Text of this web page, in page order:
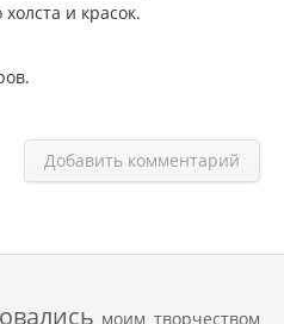
и красок.
Добавить комментарий
моим творчеством